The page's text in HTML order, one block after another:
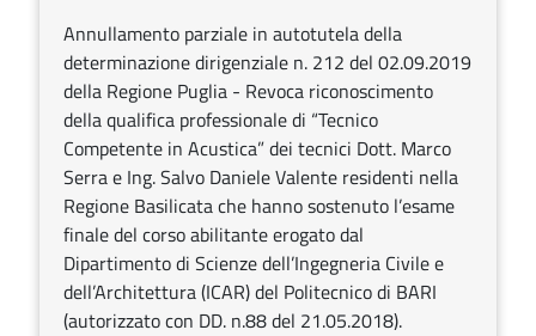
Annullamento parziale in autotutela della
determinazione dirigenziale n. 212 del 02.09.2019
della Regione Puglia - Revoca riconoscimento
della qualifica professionale di “Tecnico
Competente in Acustica” dei tecnici Dott. Marco
Serra e Ing. Salvo Daniele Valente residenti nella
Regione Basilicata che hanno sostenuto l’esame
finale del corso abilitante erogato dal
Dipartimento di Scienze dell’Ingegneria Civile e
dell’Architettura (ICAR) del Politecnico di BARI
(autorizzato con DD. n.88 del 21.05.2018).